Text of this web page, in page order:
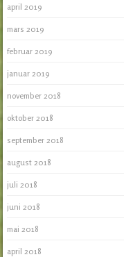
april 2019
mars 2019
februar 2019
januar 2019
november 2018
oktober 2018
september 2018
august 2018
juli 2018
juni 2018
mai 2018
april 2018